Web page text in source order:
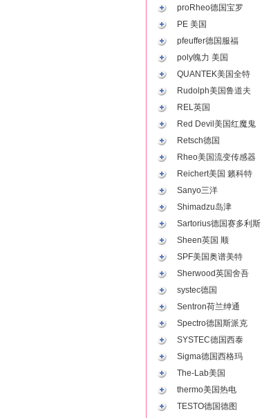
proRheo德国宝罗
PE 美国
pfeuffer德国服福
poly魄力 美国
QUANTEK美国全特
Rudolph美国鲁道夫
REL英国
Red Devil美国红魔鬼
Retsch德国
Rheo美国流变传感器
Reichert美国 籁科特
Sanyo三洋
Shimadzu岛津
Sartorius德国赛多利斯
Sheen英国 顺
SPF美国奥谱美特
Sherwood英国舍吾
systec德国
Sentron荷兰绅通
Spectro德国斯派克
SYSTEC德国西泰
Sigma德国西格玛
The-Lab美国
thermo美国热电
TESTO德国德图